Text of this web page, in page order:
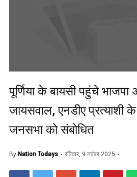
पूर्णिया के बायसी पहुंचे भाजपा
जायसवाल, एनडीए प्रत्याशी
जनसभा को संबोधित
By Nation Todays रविवार, 9 नवंबर 2025